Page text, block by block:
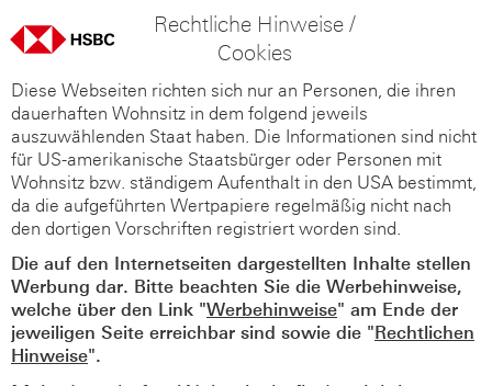
Rechtliche Hinweise /
Cookies
Diese Webseiten richten sich nur an Personen, die ihren
dauerhaften Wohnsitz in dem folgend jeweils
auszuwählenden Staat haben. Die Informationen sind nicht
für US-amerikanische Staatsbürger oder Personen mit
Wohnsitz bzw. ständigem Aufenthalt in den USA bestimmt,
da die aufgeführten Wertpapiere regelmäßig nicht nach
den dortigen Vorschriften registriert worden sind.
Die auf den Internetseiten dargestellten Inhalte stellen
Werbung dar. Bitte beachten Sie die Werbehinweise,
welche über den Link "Werbehinweise" am Ende der
jeweiligen Seite erreichbar sind sowie die "Rechtlichen
Hinweise".